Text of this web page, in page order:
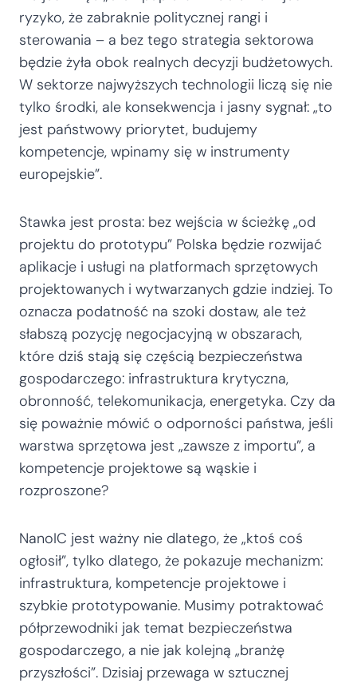
ryzyko, że zabraknie politycznej rangi i
sterowania – a bez tego strategia sektorowa
będzie żyła obok realnych decyzji budżetowych.
W sektorze najwyższych technologii liczą się nie
tylko środki, ale konsekwencja i jasny sygnał: „to
jest państwowy priorytet, budujemy
kompetencje, wpinamy się w instrumenty
europejskie”.
Stawka jest prosta: bez wejścia w ścieżkę „od
projektu do prototypu” Polska będzie rozwijać
aplikacje i usługi na platformach sprzętowych
projektowanych i wytwarzanych gdzie indziej. To
oznacza podatność na szoki dostaw, ale też
słabszą pozycję negocjacyjną w obszarach,
które dziś stają się częścią bezpieczeństwa
gospodarczego: infrastruktura krytyczna,
obronność, telekomunikacja, energetyka. Czy da
się poważnie mówić o odporności państwa, jeśli
warstwa sprzętowa jest „zawsze z importu”, a
kompetencje projektowe są wąskie i
rozproszone?
NanoIC jest ważny nie dlatego, że „ktoś coś
ogłosił”, tylko dlatego, że pokazuje mechanizm:
infrastruktura, kompetencje projektowe i
szybkie prototypowanie. Musimy potraktować
półprzewodniki jak temat bezpieczeństwa
gospodarczego, a nie jak kolejną „branżę
przyszłości”. Dzisiaj przewaga w sztucznej